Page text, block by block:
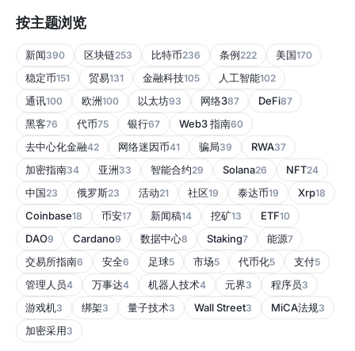
按主题浏览
新闻390 区块链253 比特币236 条例222 美国170
稳定币151 贸易131 金融科技105 人工智能102
通讯100 欧洲100 以太坊93 网络387 DeFi87
黑客76 代币75 银行67 Web3 指南60
去中心化金融42 网络迷因币41 骗局39 RWA37
加密指南34 亚洲33 智能合约29 Solana26 NFT24
中国23 俄罗斯23 活动21 社区19 泰达币19 Xrp18
Coinbase18 币安17 新闻稿14 挖矿13 ETF10
DAO9 Cardano9 数据中心8 Staking7 能源7
交易所指南6 安全6 足球5 市场5 代币化5 支付5
管理人员4 万事达4 机器人技术4 元界3 程序员3
游戏机3 绑架3 量子技术3 Wall Street3 MiCA法规3
加密采用3